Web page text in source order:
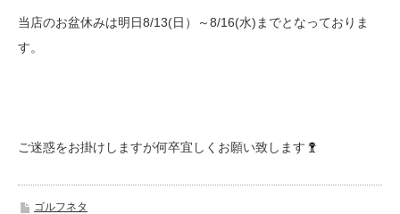
当店のお盆休みは明日8/13(日）～8/16(水)までとなっておりま
す。
ご迷惑をお掛けしますが何卒宜しくお願い致します
ゴルフネタ